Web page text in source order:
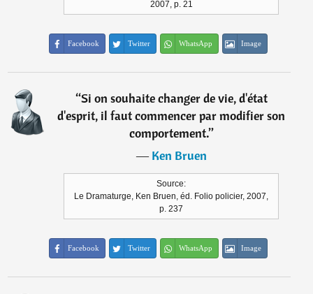
2007, p. 21
Facebook Twitter WhatsApp Image
“Si on souhaite changer de vie, d'état
d'esprit, il faut commencer par modifier son
comportement.”
―Ken Bruen
Source:
Le Dramaturge, Ken Bruen, éd. Folio policier, 2007,
p. 237
Facebook Twitter WhatsApp Image